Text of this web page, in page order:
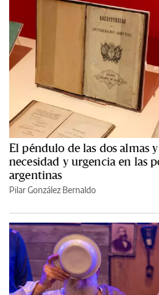
El péndulo de las dos almas
necesidad y urgencia en las
argentinas
Pilar González Bernaldo